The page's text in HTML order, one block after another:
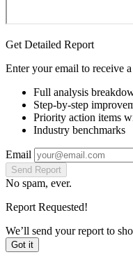
Get Detailed Report
Enter your email to receive
Full analysis
Step-by-step
Priority action items
Industry benchmarks
Email
Send Report
No spam, ever.
Report Requested!
We’ll send your report to
Got it